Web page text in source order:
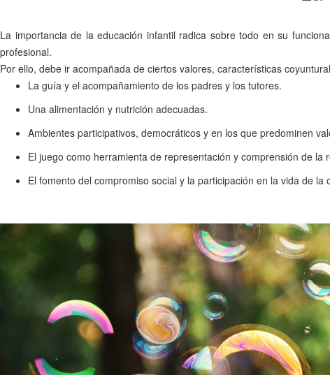
La importancia de la educación infantil radica sobre todo en su
profesional.
Por ello, debe ir acompañada de ciertos valores, características
La guía y el acompañamiento de los padres y los tutores.
Una alimentación y nutrición adecuadas.
Ambientes participativos, democráticos y en los que predominen
El juego como herramienta de representación y comprensión de la
El fomento del compromiso social y la participación en la vida de la